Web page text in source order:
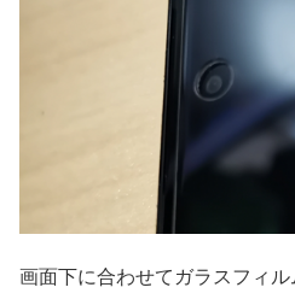
画面下に合わせてガラスフィ